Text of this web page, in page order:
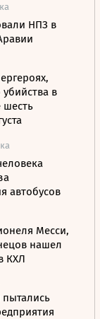
НПЗ в
в
автобусов
Месси,
нашел
КХЛ